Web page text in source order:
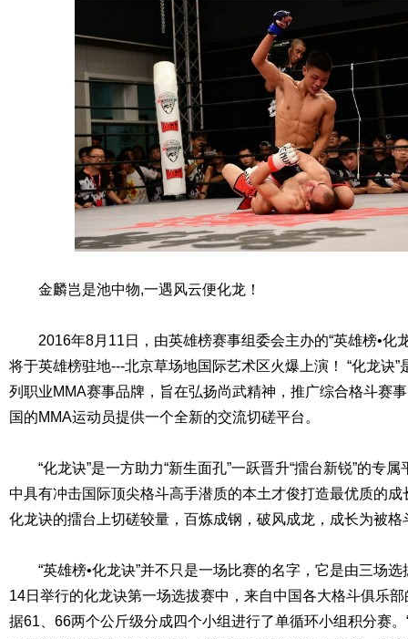
金麟岂是池中物,一遇风云便化龙！
2016年8月11日，由英雄榜赛事组委会主办的“英雄榜•化
将于英雄榜驻地---北京草场地国际艺术区火爆上演！ “化龙诀
列职业MMA赛事品牌，旨在弘扬尚武精神，推广综合格斗赛
国的MMA运动员提供一个全新的交流切磋平台。
“化龙诀”是一方助力“新生面孔”一跃晋升“擂台新锐”的专属
中具有冲击国际顶尖格斗高手潜质的本土才俊打造最优质的
化龙诀的擂台上切磋较量，百炼成钢，破风成龙，成长为被
“英雄榜•化龙诀”并不只是一场比赛的名字，它是由三场选
14日举行的化龙诀第一场选拔赛中，来自中国各大格斗俱乐
据61、66两个公斤级分成四个小组进行了单循环小组积分赛。